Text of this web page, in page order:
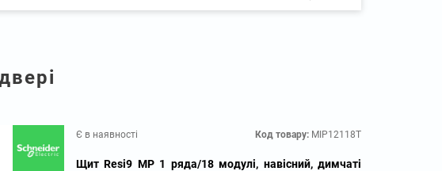
Є в наявності Код товару: MIP12118T
Щит Resi9 MP 1 ряда/18 модулі, навісний, димчаті